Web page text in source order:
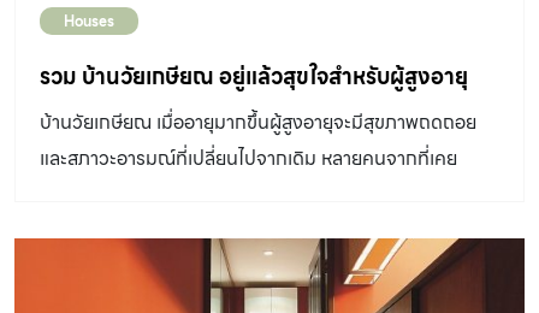
Houses
รวม บ้านวัยเกษียณ อยู่แล้วสุขใจสำหรับผู้สูงอายุ
บ้านวัยเกษียณ เมื่ออายุมากขึ้นผู้สูงอายุจะมีสุขภาพถดถอย
และสภาวะอารมณ์ที่เปลี่ยนไปจากเดิม หลายคนจากที่เคย
เป็นพิเศษ